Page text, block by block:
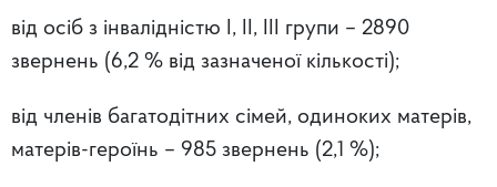
від осіб з інвалідністю І, ІІ, ІІІ групи – 2890
звернень (6,2 % від зазначеної кількості);
від членів багатодітних сімей, одиноких матерів,
матерів-героїнь – 985 звернень (2,1 %);